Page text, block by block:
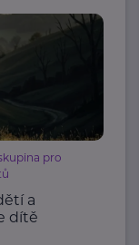
pro
a
dítě